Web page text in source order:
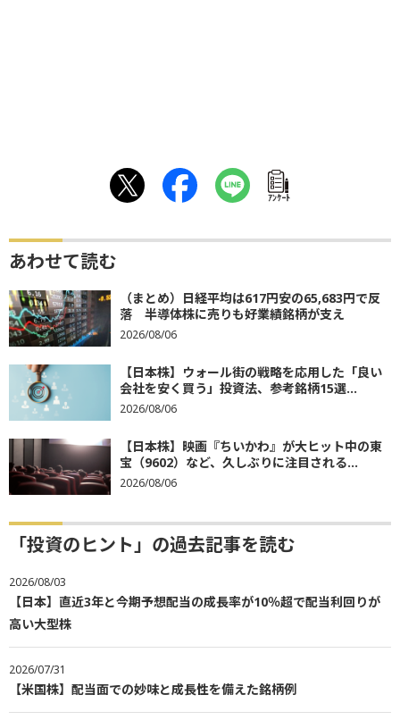
ｱﾝｹｰﾄ
あわせて読む
（まとめ）日経平均は617円安の65,683円で反
落 半導体株に売りも好業績銘柄が支え
2026/08/06
【日本株】ウォール街の戦略を応用した「良い
会社を安く買う」投資法、参考銘柄15選...
2026/08/06
【日本株】映画『ちいかわ』が大ヒット中の東
宝（9602）など、久しぶりに注目される...
2026/08/06
「投資のヒント」の過去記事を読む
2026/08/03
【日本】直近3年と今期予想配当の成長率が10％超で配当利回りが
高い大型株
2026/07/31
【米国株】配当面での妙味と成長性を備えた銘柄例